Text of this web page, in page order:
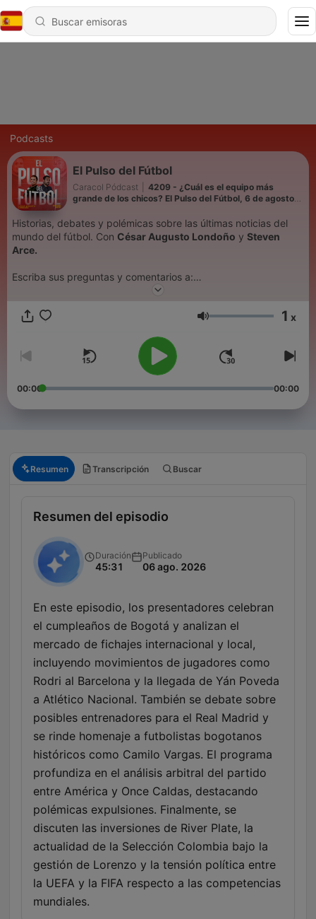
Podcasts
El Pulso del Fútbol
Caracol Pódcast
4209 - ¿Cuál es el equipo más
grande de los chicos? El Pulso del Fútbol, 6 de agosto
Historias, debates y polémicas sobre las últimas noticias del
mundo del fútbol. Con César Augusto Londoño y Steven
Arce.
Escriba sus preguntas y comentarios a:
Volumen 1 x
00:00 00:00
Resumen Transcripción Buscar
Resumen del episodio
Duración
45:31
Publicado
06 ago. 2026
En este episodio, los presentadores celebran
el cumpleaños de Bogotá y analizan el
mercado de fichajes internacional y local,
incluyendo movimientos de jugadores como
Rodri al Barcelona y la llegada de Yán Poveda
a Atlético Nacional. También se debate sobre
posibles entrenadores para el Real Madrid y
se rinde homenaje a futbolistas bogotanos
históricos como Camilo Vargas. El programa
profundiza en el análisis arbitral del partido
entre América y Once Caldas, destacando
polémicas expulsiones. Finalmente, se
discuten las inversiones de River Plate, la
actualidad de la Selección Colombia bajo la
gestión de Lorenzo y la tensión política entre
la UEFA y la FIFA respecto a las competencias
mundiales.